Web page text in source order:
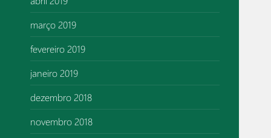
março 2019
fevereiro 2019
janeiro 2019
dezembro 2018
novembro 2018